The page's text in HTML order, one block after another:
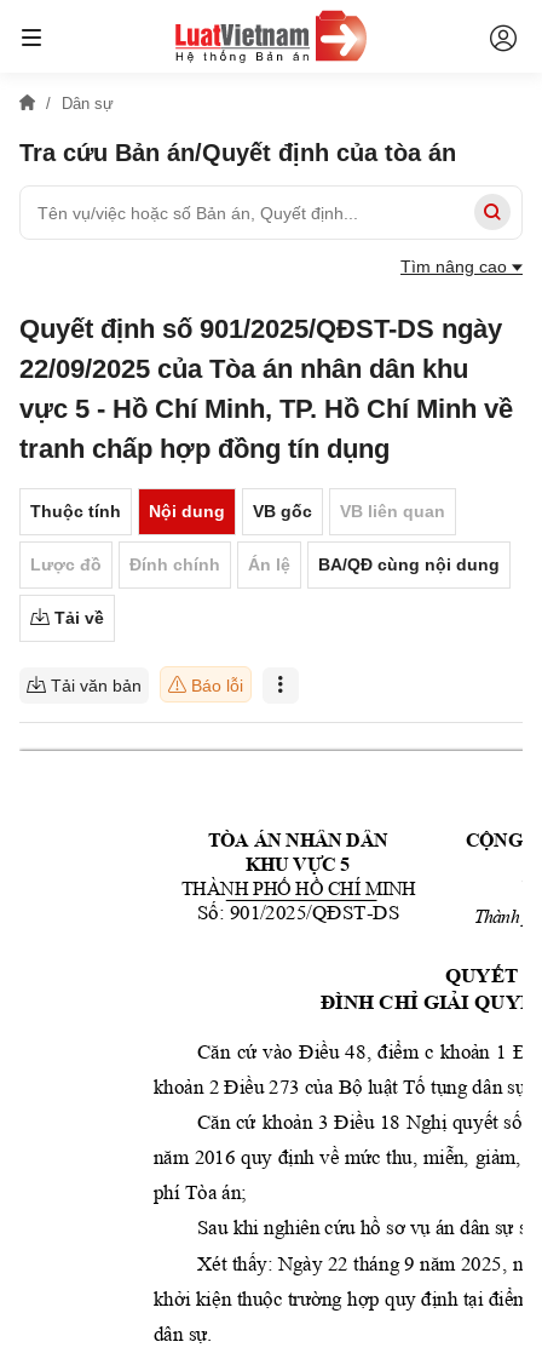
Dân sự
Tra cứu Bản án/Quyết định của tòa án
Tìm nâng cao
Quyết định số 901/2025/QĐST-DS ngày
22/09/2025 của Tòa án nhân dân khu
vực 5 - Hồ Chí Minh, TP. Hồ Chí Minh về
tranh chấp hợp đồng tín dụng
Thuộc tính Nội dung VB gốc VB liên quan
Lược đồ Đính chính Án lệ BA/QĐ cùng nội dung
Tải về
Tải văn bản Báo lỗi
TÒA ÁN NHÂN DÂN
KHU VỰC 5
THÀNH PHỐ HỒ CHÍ MINH
Số: 901/2025/QĐST-DS
CỘNG
Thành
QUYẾT
ĐÌNH CHỈ GIẢI QU
Căn cứ vào Điều 48, điểm c khoản 1
khoản 2 Điều 273 của Bộ luật Tố tụng dân sự;
Căn cứ khoản 3 Điều 18 Nghị quyết số
năm 2016 quy định về mức thu, miễn, giảm,
phí Tòa án;
Sau khi nghiên cứu hồ sơ vụ án dân sự sơ
Xét thấy: Ngày 22 tháng 9 năm 2025,
khởi kiện thuộc trường hợp quy định tại điểm
dân sự.